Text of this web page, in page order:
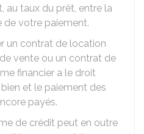
au taux du prêt, entre la
de votre paiement.
un contrat de location
vente ou un contrat de
financier a le droit
et le paiement des
payés.
de crédit peut en outre